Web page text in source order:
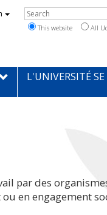
Rechercher
This website All
L'UNIVERSITÉ
par des
en engagement